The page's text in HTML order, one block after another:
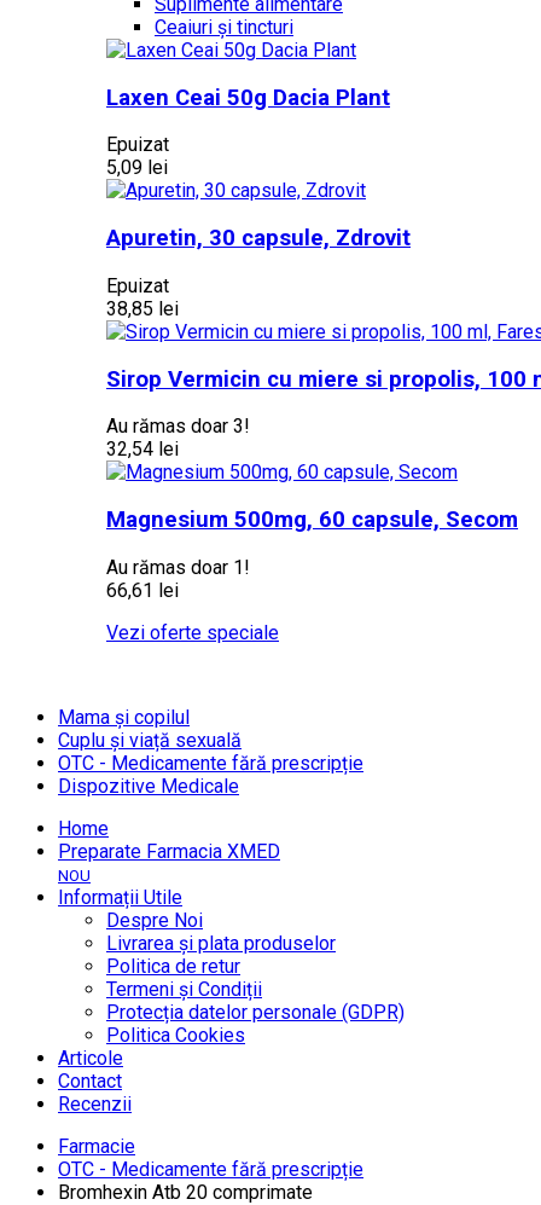
Ceaiuri și tincturi
Laxen Ceai 50g Dacia Plant
Epuizat
5,09 lei
Apuretin, 30 capsule, Zdrovit
Epuizat
38,85 lei
Sirop Vermicin cu miere si propolis, 100
Au rămas doar 3!
32,54 lei
Magnesium 500mg, 60 capsule, Secom
Au rămas doar 1!
66,61 lei
Vezi oferte speciale
Mama și copilul
Cuplu și viață sexuală
OTC - Medicamente fără prescripție
Dispozitive Medicale
Home
Preparate Farmacia XMED
NOU
Informații Utile
Despre Noi
Livrarea și plata produselor
Politica de retur
Termeni și Condiții
Protecția datelor personale (GDPR)
Politica Cookies
Articole
Contact
Recenzii
Farmacie
OTC - Medicamente fără prescripție
Bromhexin Atb 20 comprimate